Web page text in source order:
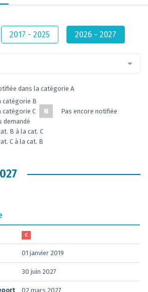
2017 - 2025 2026 - 2027
dans la catégorie A
catégorie B
catégorie C N
Pas encore notifiée
demandé
B à la cat. C
C à la cat. B
C
01 janvier 2019
30 juin 2027
02 mars 2027